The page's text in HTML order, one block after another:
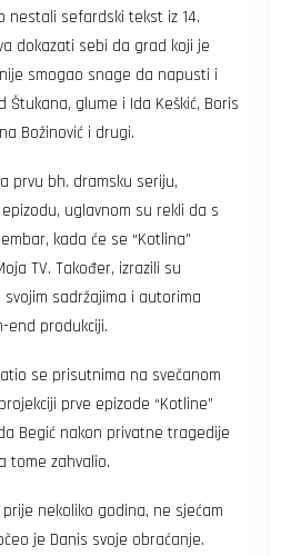
nestali sefardski tekst iz 14.
dokazati sebi da grad koji je
smogao snage da napusti i
glume i Ida Keškić, Boris
Božinović i drugi.
prvu bh. dramsku seriju,
uglavnom su rekli da s
kada će se “Kotlina”
TV. Također, izrazili su
sadržajima i autorima
end produkciji.
se prisutnima na svečanom
prve epizode “Kotline”
Begić nakon privatne tragedije
tome zahvalio.
nekoliko godina, ne sjećam
je Danis svoje obraćanje.